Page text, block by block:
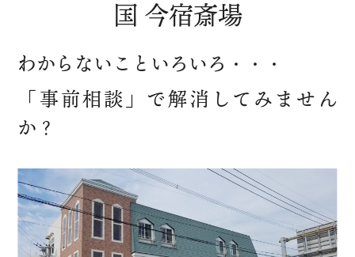
国 今宿斎場
わからないこといろいろ・・・
「事前相談」で解消してみません
か？